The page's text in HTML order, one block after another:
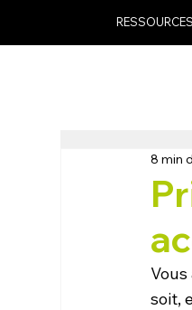
RESSOURCES
8 min
soit,